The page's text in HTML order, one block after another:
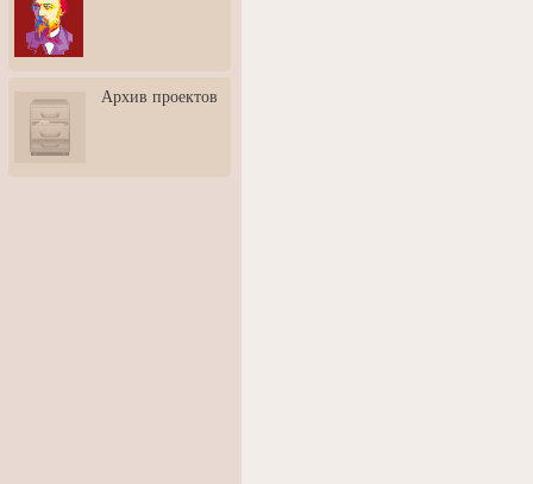
3: Обусловленности
человека и их влияние на
карьеру
скульптором Дмитрием
Тугариновым
АртБульвар в День города
Архив проектов